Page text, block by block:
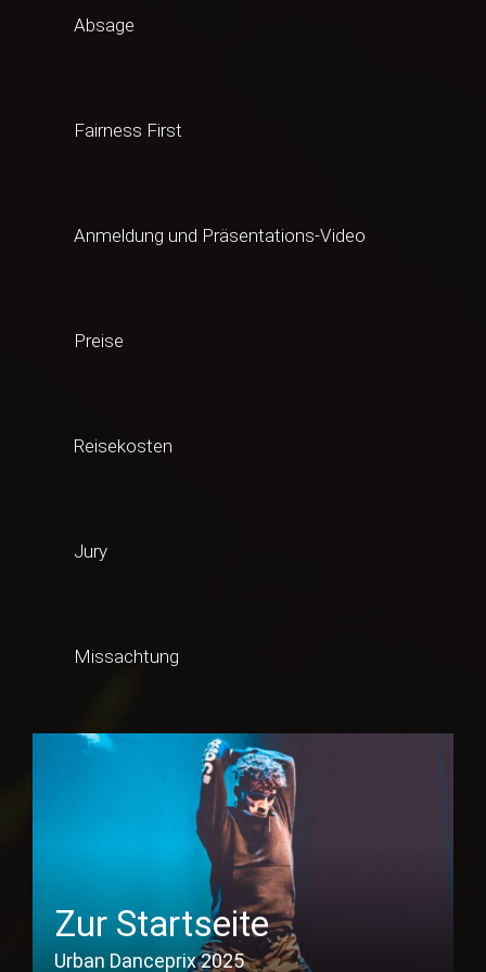
Absage
Fairness First
Anmeldung und Präsentations-Video
Preise
Reisekosten
Jury
Missachtung
Zur Startseite
Urban Danceprix 2025